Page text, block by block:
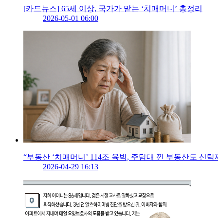
[카드뉴스] 65세 이상, 국가가 맡는 ‘치매머니’ 총정리
2026-05-01 06:00
“부동산 ‘치매머니’ 114조 육박, 주담대 낀 부동산도 신
2026-04-29 16:13